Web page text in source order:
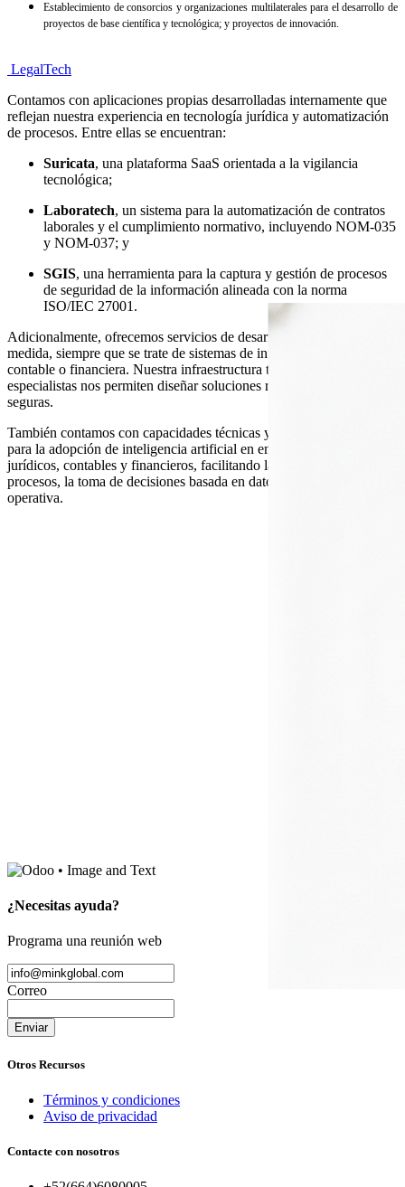
Establecimiento de consorcios y organizaciones multilaterales para el desarrollo de
proyectos de base científica y tecnológica; y proyectos de innovación.
LegalTech
Contamos con aplicaciones propias desarrolladas internamente que
reflejan nuestra experiencia en tecnología jurídica y automatización
de procesos. Entre ellas se encuentran:
Suricata, una plataforma SaaS orientada a la vigilancia
tecnológica;
Laboratech, un sistema para la automatización de contratos
laborales y el cumplimiento normativo, incluyendo NOM-035
y NOM-037; y
SGIS, una herramienta para la captura y gestión de procesos
de seguridad de la información alineada con la norma
ISO/IEC 27001.
Adicionalmente, ofrecemos servicios de desarrollo de software a la
medida, siempre que se trate de sistemas de información jurídica,
contable o financiera. Nuestra infraestructura técnica y red de
especialistas nos permiten diseñar soluciones robustas, escalables y
seguras.
También contamos con capacidades técnicas y alianzas estratégicas
para la adopción de inteligencia artificial en empresas de servicios
jurídicos, contables y financieros, facilitando la modernización de
procesos, la toma de decisiones basada en datos y la optimización
operativa.
¿Necesitas ayuda?
Programa una reunión web
Correo
Enviar
Otros Recursos
Términos y condiciones
Aviso de privacidad
Contacte con nosotros